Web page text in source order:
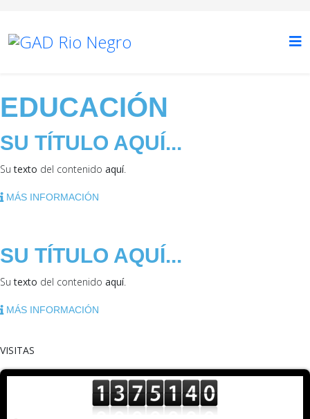
EDUCACIÓN
SU TÍTULO AQUÍ...
Sutexto del contenido aquí.
MÁS INFORMACIÓN
SU TÍTULO AQUÍ...
Sutexto del contenido aquí.
MÁS INFORMACIÓN
VISITAS